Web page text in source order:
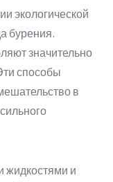
экологической
бурения.
значительно
способы
в
жидкостями и